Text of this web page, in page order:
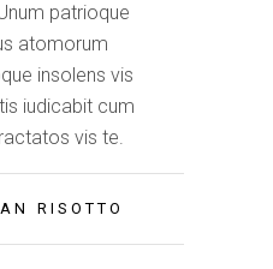
patrioque
atomorum
insolens vis
iudicabit cum
vis te.
RISOTTO